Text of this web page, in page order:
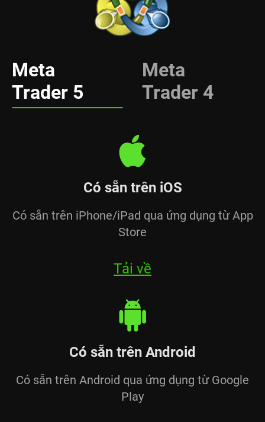
Meta
Trader 5
Meta
Trader 4
Có sẵn trên iOS
Có sẵn trên iPhone/iPad qua ứng dụng từ App
Store
Tải về
Có sẵn trên Android
Có sẵn trên Android qua ứng dụng từ Google
Play